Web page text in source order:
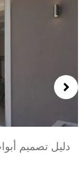
دليل تصميم